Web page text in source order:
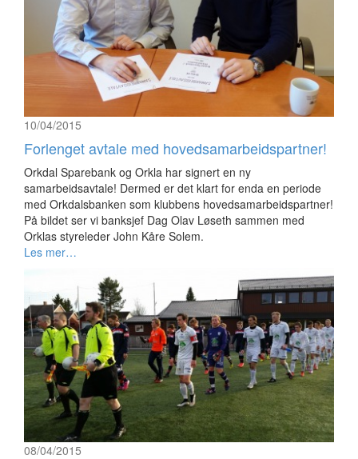
10/04/2015
Forlenget avtale med hovedsamarbeidspartner!
Orkdal Sparebank og Orkla har signert en ny
samarbeidsavtale! Dermed er det klart for enda en periode
med Orkdalsbanken som klubbens hovedsamarbeidspartner!
På bildet ser vi banksjef Dag Olav Løseth sammen med
Orklas styreleder John Kåre Solem.
Les mer…
08/04/2015